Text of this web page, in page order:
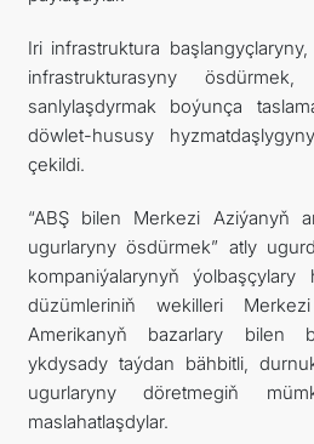
Iri infrastruktura
infrastrukturasyny
sanlylaşdyrmak boýunça
döwlet-hususy
çekildi.
“ABŞ bilen Merkezi Aziýanyň
ugurlaryny ösdürmek” atly
kompaniýalarynyň
düzümleriniň wekilleri
Amerikanyň bazarlary bilen
ykdysady taýdan bähbitli,
ugurlaryny döretmegiň
maslahatlaşdylar.